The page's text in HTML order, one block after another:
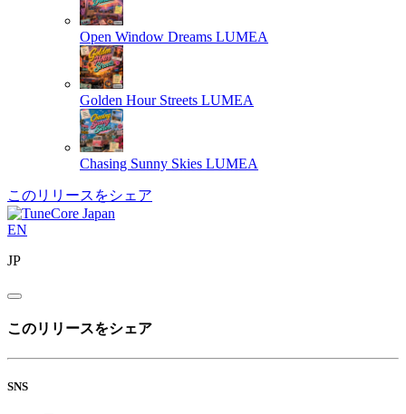
Open Window Dreams LUMEA
Golden Hour Streets LUMEA
Chasing Sunny Skies LUMEA
このリリースをシェア
EN
JP
このリリースをシェア
SNS